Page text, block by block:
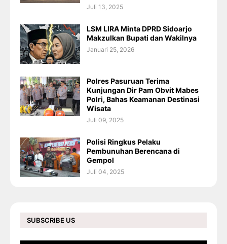
Juli 13, 2025
LSM LIRA Minta DPRD Sidoarjo
Makzulkan Bupati dan Wakilnya
Januari 25, 2026
Polres Pasuruan Terima
Kunjungan Dir Pam Obvit Mabes
Polri, Bahas Keamanan Destinasi
Wisata
Juli 09, 2025
Polisi Ringkus Pelaku
Pembunuhan Berencana di
Gempol
Juli 04, 2025
SUBSCRIBE US